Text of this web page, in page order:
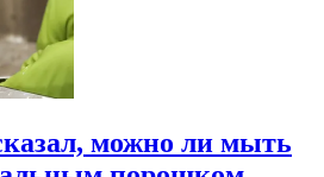
можно ли мыть